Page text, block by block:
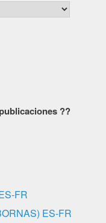
??
FR
ES-FR